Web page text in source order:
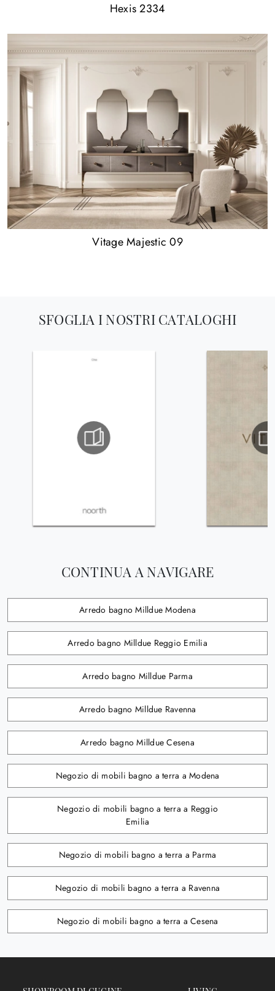
Hexis 2334
Vitage Majestic 09
SFOGLIA I NOSTRI CATALOGHI
CONTINUA A NAVIGARE
Arredo bagno Milldue Modena
Arredo bagno Milldue Reggio Emilia
Arredo bagno Milldue Parma
Arredo bagno Milldue Ravenna
Arredo bagno Milldue Cesena
Negozio di mobili bagno a terra a Modena
Negozio di mobili bagno a terra a Reggio
Emilia
Negozio di mobili bagno a terra a Parma
Negozio di mobili bagno a terra a Ravenna
Negozio di mobili bagno a terra a Cesena